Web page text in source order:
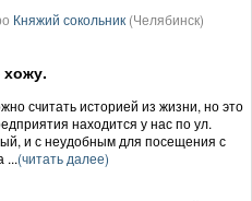
Княжий сокольник (Челябинск)
хожу.
считать историей из жизни, но это
находится у нас по ул.
и с неудобным для посещения с
...(читать далее)